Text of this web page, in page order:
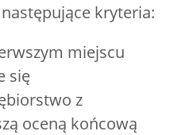
kryteria:
miejscu
się
z
oceną końcową